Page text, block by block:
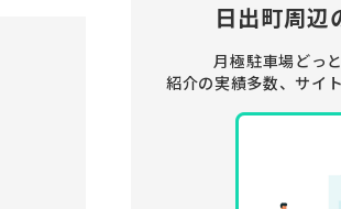
日出町周辺
月極駐車場どっ
紹介の実績多数、サイ